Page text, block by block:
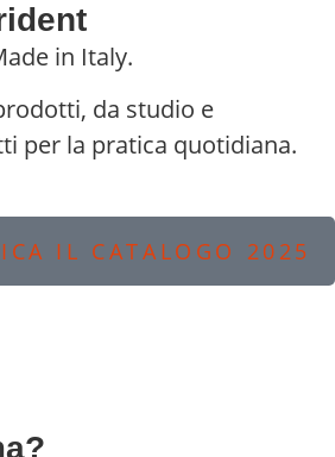
in Italy.
da studio e
per la pratica quotidiana.
IL CATALOGO 2025